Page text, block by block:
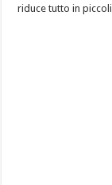
riduce tutto in